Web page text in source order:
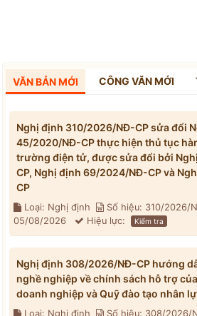
VĂN BẢN MỚI CÔNG VĂN MỚI
Nghị định 310/2026/NĐ-CP sửa đổi
45/2020/NĐ-CP thực hiện thủ tục
trường điện tử, được sửa đổi bởi
CP, Nghị định 69/2024/NĐ-CP và
CP
Loại: Nghị định Số hiệu: 310/2026/
05/08/2026
Hiệu lực: Kiểm tra
Nghị định 308/2026/NĐ-CP hướng
nghề nghiệp về chính sách hỗ trợ
doanh nghiệp và Quỹ đào tạo nhân
Loại: Nghị định Số hiệu: 308/2026/